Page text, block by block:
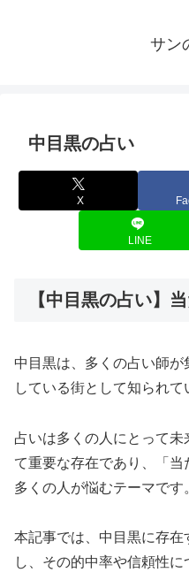
サン
中目黒の占い
X
LINE
【中目黒の占い】
中目黒は、多くの占い師
している街として知られて
占いは多くの人にとって
て重要な存在であり、「
多くの人が悩むテーマです
本記事では、中目黒に存
し、その的中率や信頼性に